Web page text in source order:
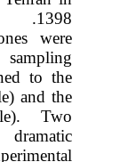
1398
.
were
to the
and the
Two